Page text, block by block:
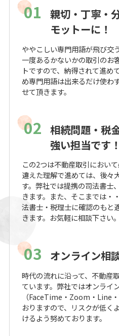
01
親切・丁寧・
モットーに！
ややこしい専門用語が飛び交
一度あるかないかの取引のお
トですので、納得されて進め
め専門用語は出来るだけ使わ
せて頂きます。
02 相続問題・税
強い担当です！
この2つは不動産取引におい
違えた理解で進めては、後々
す。弊社では提携の司法書士
きます。また、そこまでは・
法書士・税理士に確認のもと
きます。お気軽に相談下さい。
03 オンライン相
時代の流れに沿って、不動産
ています。弊社ではオンライ
（FaceTime・Zoom・Line
おりますので、リスクが低く
けるよう努めております。